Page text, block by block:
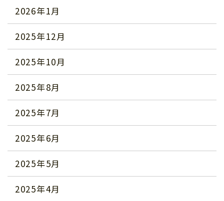
2026年1月
2025年12月
2025年10月
2025年8月
2025年7月
2025年6月
2025年5月
2025年4月